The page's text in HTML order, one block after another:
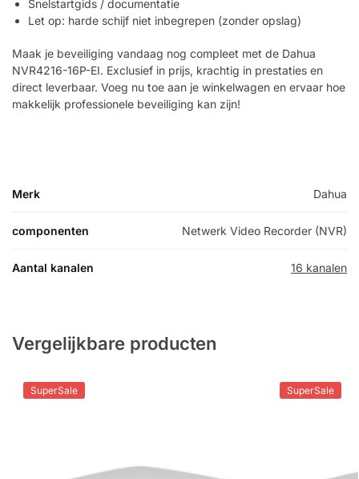
Snelstartgids / documentatie
Let op: harde schijf niet inbegrepen (zonder opslag)
Maak je beveiliging vandaag nog compleet met de Dahua
NVR4216-16P-EI. Exclusief in prijs, krachtig in prestaties en
direct leverbaar. Voeg nu toe aan je winkelwagen en ervaar hoe
makkelijk professionele beveiliging kan zijn!
Merk Dahua
componenten Netwerk Video Recorder (NVR)
Aantal kanalen 16 kanalen
Vergelijkbare producten
SuperSale SuperSale